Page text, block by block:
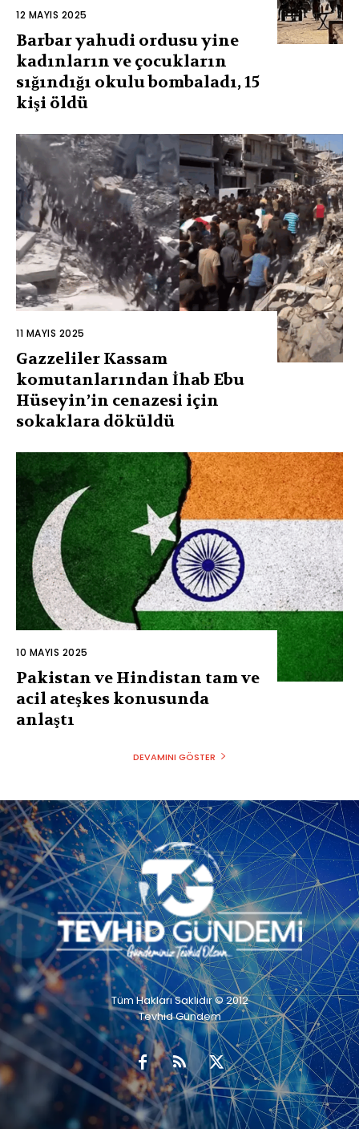
12 MAYIS 2025
Barbar yahudi ordusu yine
kadınların ve çocukların
sığındığı okulu bombaladı, 15
kişi öldü
11 MAYIS 2025
Gazzeliler Kassam
komutanlarından İhab Ebu
Hüseyin’in cenazesi için
sokaklara döküldü
10 MAYIS 2025
Pakistan ve Hindistan tam ve
acil ateşkes konusunda
anlaştı
DEVAMINI GÖSTER
Tüm Hakları Saklıdır © 2012
Tevhid Gündem